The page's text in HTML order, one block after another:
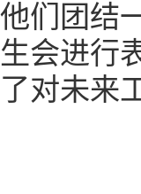
他们团结
生会进行
了对未来